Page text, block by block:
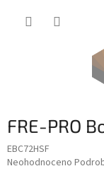
FRE-PRO
EBC72HSF
Průměrné
Neohodnoceno